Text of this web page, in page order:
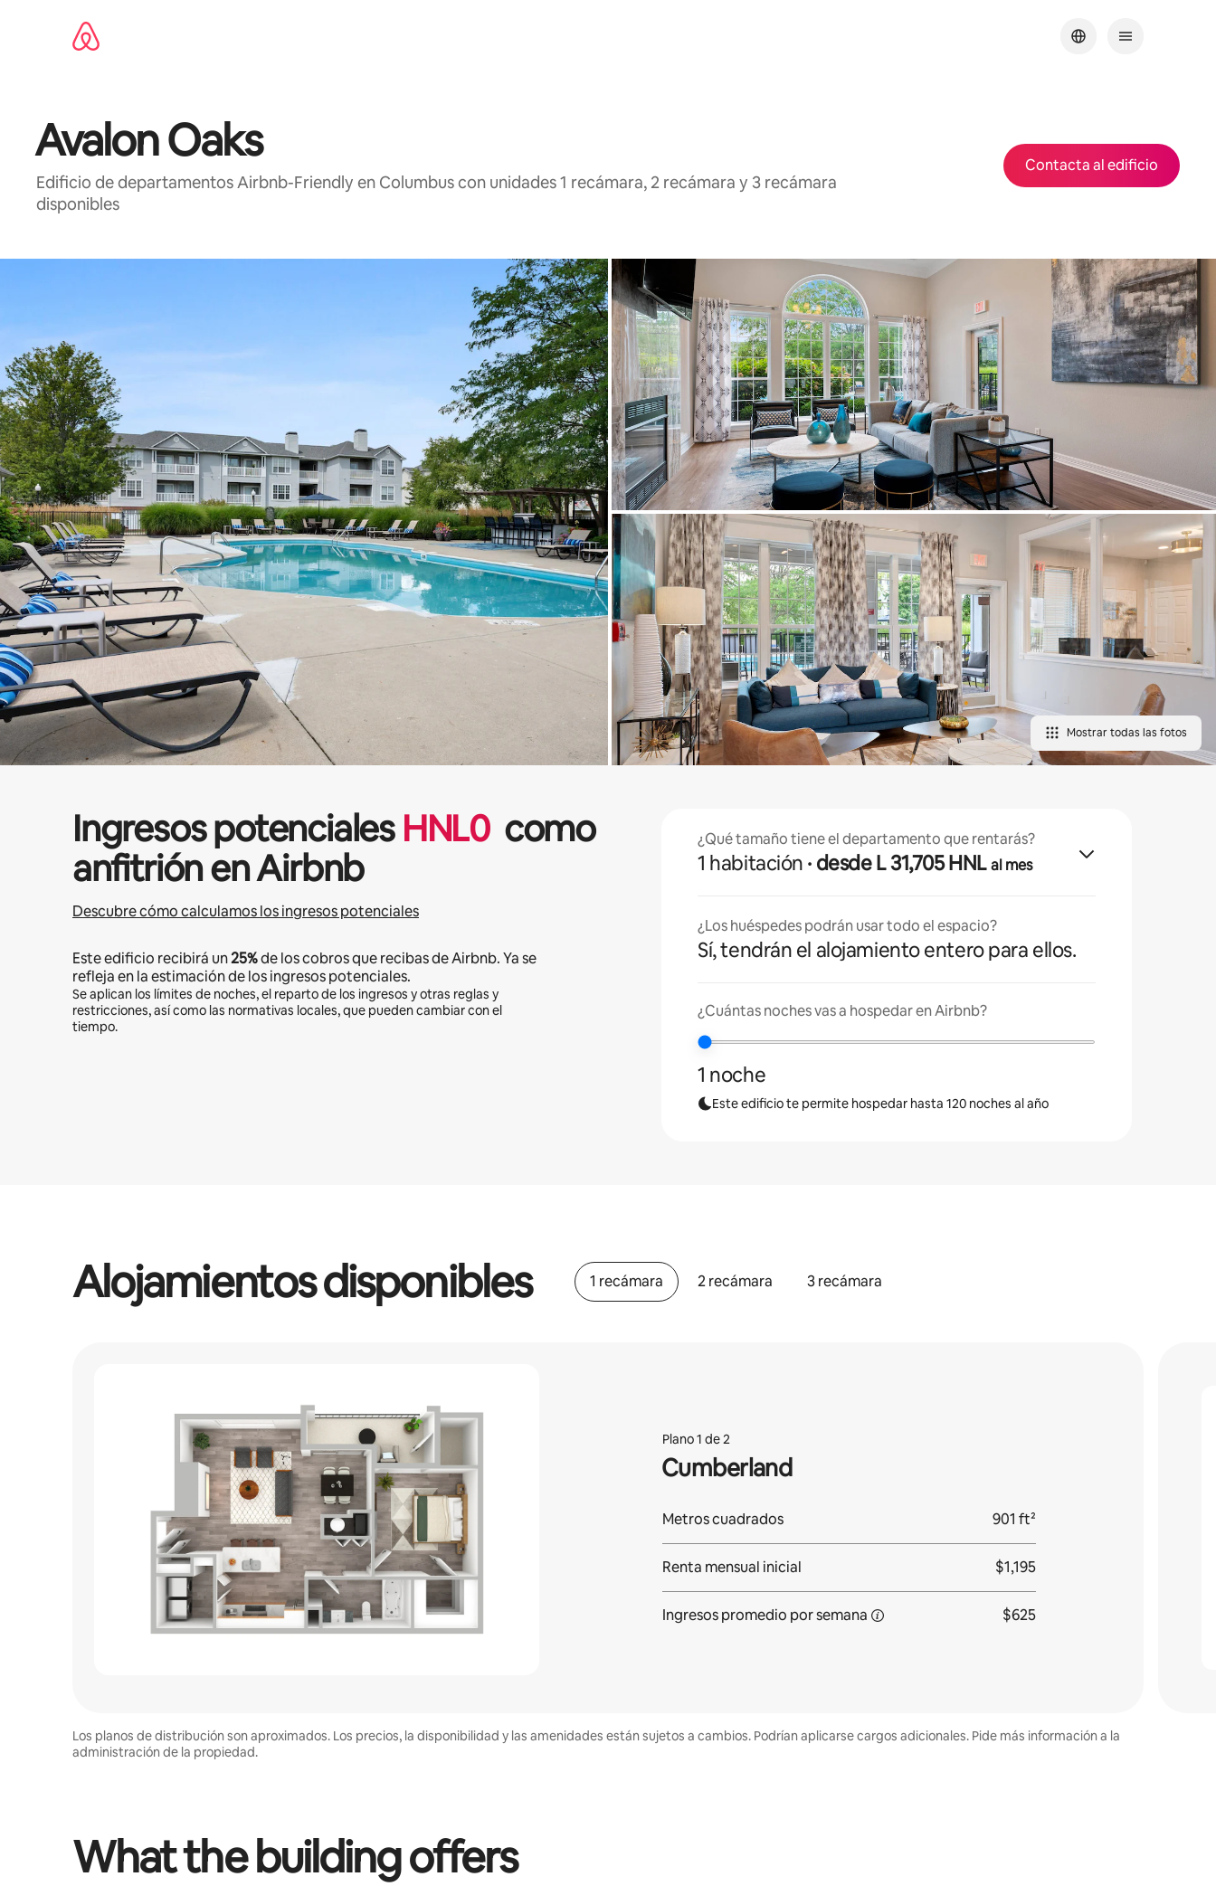
Avalon Oaks
Edificio de departamentos Airbnb-Friendly en Columbus con unidades 1 recámara, 2 recámara y 3 recámara
disponibles
Contacta al edificio
Mostrar todas las fotos
Ingresos potenciales HNL0 como
anfitrión en Airbnb
Descubre cómo calculamos los ingresos potenciales
Este edificio recibirá un25%de los cobros que recibas de Airbnb. Ya se
refleja en la estimación de los ingresos potenciales.
Se aplican los límites de noches, el reparto de los ingresos y otras reglas y
restricciones, así como las normativas locales, que pueden cambiar con el
tiempo.
¿Qué tamaño tiene el departamento que rentarás?
1 habitación · desde L 31,705 HNLal mes
¿Los huéspedes podrán usar todo el espacio?
Sí, tendrán el alojamiento entero para ellos.
¿Cuántas noches vas a hospedar en Airbnb?
1 noche
Este edificio te permite hospedar hasta 120 noches al año
Alojamientos disponibles 1 recámara 2 recámara 3 recámara
Plano 1 de 2
Cumberland
Metros cuadrados 901 ft²
Renta mensual inicial $1,195
Ingresos promedio porsemana $625
Los planos de distribución son aproximados. Los precios, la disponibilidad y las amenidades están sujetos a cambios. Podrían aplicarse cargos adicionales. Pide más información a la
administración de la propiedad.
What the building offers